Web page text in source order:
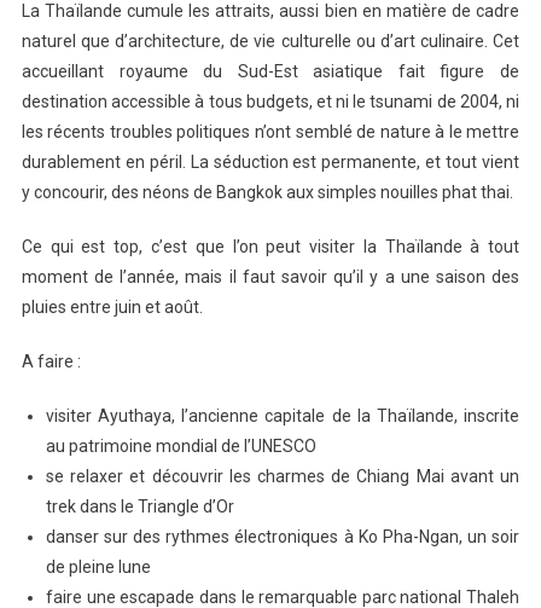
La Thaïlande cumule les attraits, aussi bien en matière de cadre
naturel que d’architecture, de vie culturelle ou d’art culinaire. Cet
accueillant royaume du Sud-Est asiatique fait figure de
destination accessible à tous budgets, et ni le tsunami de 2004, ni
les récents troubles politiques n’ont semblé de nature à le mettre
durablement en péril. La séduction est permanente, et tout vient
y concourir, des néons de Bangkok aux simples nouilles phat thai.
Ce qui est top, c’est que l’on peut visiter la Thaïlande à tout
moment de l’année, mais il faut savoir qu’il y a une saison des
pluies entre juin et août.
A faire :
visiter Ayuthaya, l’ancienne capitale de la Thaïlande, inscrite
au patrimoine mondial de l’UNESCO
se relaxer et découvrir les charmes de Chiang Mai avant un
trek dans le Triangle d’Or
danser sur des rythmes électroniques à Ko Pha-Ngan, un soir
de pleine lune
faire une escapade dans le remarquable parc national Thaleh